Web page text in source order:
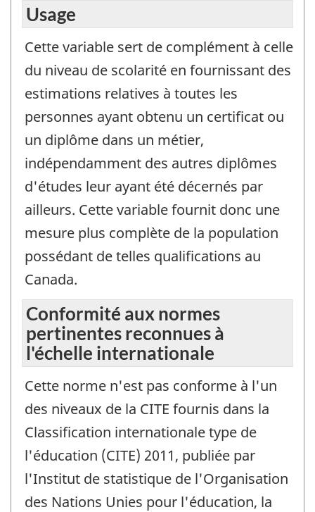
Usage
Cette variable sert de complément à celle
du niveau de scolarité en fournissant des
estimations relatives à toutes les
personnes ayant obtenu un certificat ou
un diplôme dans un métier,
indépendamment des autres diplômes
d'études leur ayant été décernés par
ailleurs. Cette variable fournit donc une
mesure plus complète de la population
possédant de telles qualifications au
Canada.
Conformité aux normes
pertinentes reconnues à
l'échelle internationale
Cette norme n'est pas conforme à l'un
des niveaux de la CITE fournis dans la
Classification internationale type de
l'éducation (CITE) 2011, publiée par
l'Institut de statistique de l'Organisation
des Nations Unies pour l'éducation, la